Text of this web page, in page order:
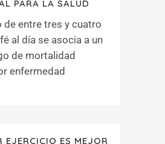
PARA LA SALUD
de entre tres y cuatro
al día se asocia a un
de mortalidad
enfermedad
EJERCICIO ES MEJOR